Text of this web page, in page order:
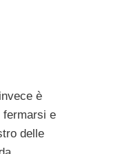
è
fermarsi e
delle